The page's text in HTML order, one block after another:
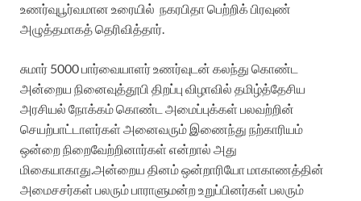
உணர்வுபூர்வமான உரையில் நகரபிதா பெற்றிக் பிரவுண்
அழுத்தமாகத் தெரிவித்தார்.
சுமார் 5000 பார்வையாளர் உணர்வுடன் கலந்து கொண்ட
அன்றைய நினைவுத்தூபி திறப்பு விழாவில் தமிழ்த்தேசிய
அரசியல் நோக்கம் கொண்ட அமைப்புக்கள் பலவற்றின்
செயற்பாட்டாளர்கள் அனைவரும் இணைந்து நற்காரியம்
ஒன்றை நிறைவேற்றினார்கள் என்றால் அது
மிகையாகாது.அன்றைய தினம் ஒன்றாரியோ மாகாணத்தின்
அமைசசர்கள் பலரும் பாராளுமன்ற உறுப்பினர்கள் பலரும்